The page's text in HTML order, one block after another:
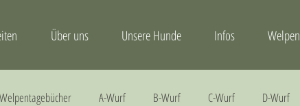
Welpentagebücher A-Wurf B-Wurf C-Wurf D-Wurf
Über uns Unsere Hunde Infos Welpen